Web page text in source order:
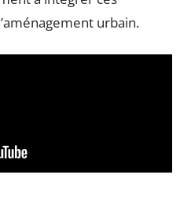
urbain.